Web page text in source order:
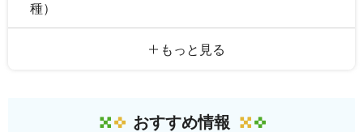
種）
もっと見る
おすすめ情報